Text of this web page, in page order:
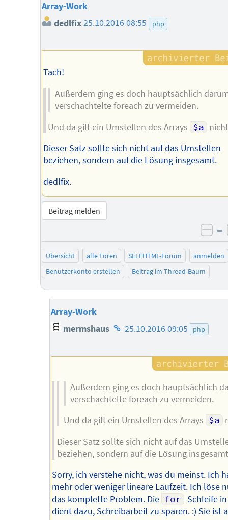
Array-Work
dedlfix25.10.2016 08:55 php
Tach!
Außerdem ging es doch hauptsächlich
verschachtelte foreach zu vermeiden.
Und da gilt ein Umstellen des Arrays $a
Dieser Satz sollte sich nicht auf das Umstellen
beziehen, sondern auf die Lösung insgesamt.
dedlfix.
Beitrag melden
–
Übersicht alle Foren SELFHTML-Forum
anmelden
Benutzerkonto erstellen
Beitrag im Thread-Baum
Array-Work
mermshaus Homepage
Autors
25.10.2016 09:05 php
Außerdem ging es doch hauptsächlich
verschachtelte foreach zu vermeiden.
Und da gilt ein Umstellen des Arrays $a
Dieser Satz sollte sich nicht auf das
beziehen, sondern auf die Lösung
Sorry, ich verstehe nicht, was du meinst. Ich
mehr oder weniger lineare Laufzeit. Ich löse
das komplette Problem. Die for -Schleife
dient dazu, Schreibarbeit zu sparen. :) Sie ist